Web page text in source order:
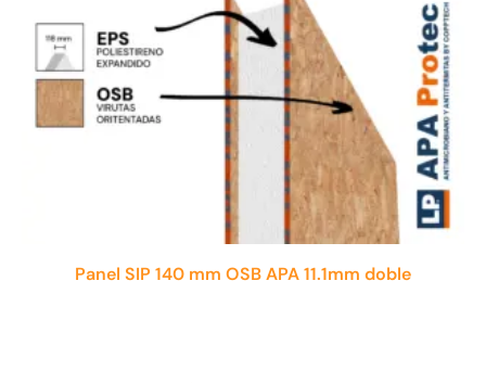
Panel SIP 140 mm OSB APA 11.1mm doble